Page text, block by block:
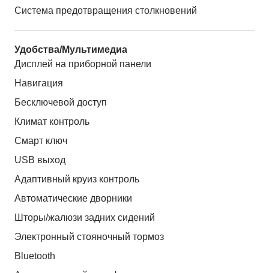
Система предотвращения столкновений
Удобства/Мультимедиа
Дисплей на приборной панели
Навигация
Бесключевой доступ
Климат контроль
Смарт ключ
USB выход
Адаптивный круиз контроль
Автоматические дворники
Шторы/жалюзи задних сидений
Электронный стояночный тормоз
Bluetooth